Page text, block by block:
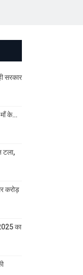
सरकार
माँ के…
टला,
करोड़
का